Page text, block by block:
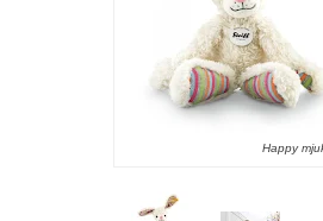
Happy